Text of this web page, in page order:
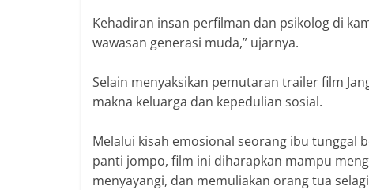
Kehadiran insan perfilman dan psikolog di
wawasan generasi muda,” ujarnya.
Selain menyaksikan pemutaran trailer film
makna keluarga dan kepedulian sosial.
Melalui kisah emosional seorang ibu tunggal
panti jompo, film ini diharapkan mampu
menyayangi, dan memuliakan orang tua